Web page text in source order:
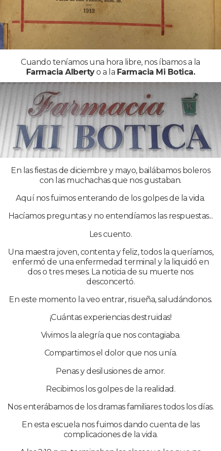
Cuando teníamos una hora libre, nos íbamos a la
Farmacia Albertyo a la Farmacia Mi Botica.
En las fiestas de diciembre y mayo, bailábamos boleros
con las muchachas que nos gustaban.
Aquí nos fuimos enterando de los golpes de la vida.
Hacíamos preguntas y no entendíamos las respuestas...
Les cuento.
Una maestra joven, contenta y feliz, todos la queríamos,
enfermó de una enfermedad terminal y la liquidó en
dos o tres meses. La noticia de su muerte nos
desconcertó.
En este momento la veo entrar, risueña, saludándonos.
¡Cuántas experiencias destruidas!
Vivimos la alegría que nos contagiaba.
Compartimos el dolor que nos unía.
Penas y desilusiones de amor.
Recibimos los golpes de la realidad.
Nos enterábamos de los dramas familiares todos los días.
En esta escuela nos fuimos dando cuenta de las
complicaciones de la vida.